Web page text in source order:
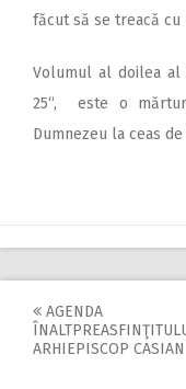
făcut să se treacă cu
Volumul al doilea al
25“, este o
Dumnezeu la ceas de
Post
AGENDA
ARHIEPISCOP CASIAN